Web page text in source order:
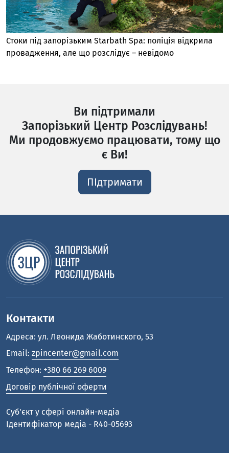
Стоки під запорізьким Starbath Spa: поліція відкрила
провадження, але що розслідує – невідомо
Ви підтримали
Запорізький Центр Розслідувань!
Ми продовжуємо працювати, тому що
є Ви!
ПІдтримати
Контакти
Адреса: ул. Леонида Жаботинского, 53
Email: zpincenter@gmail.com
Телефон: +380 66 269 6009
Договір публічної оферти
Cуб'єкт у сфері онлайн-медіа
Ідентифікатор медіа - R40-05693